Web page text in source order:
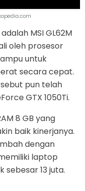
MSI GL62M
oleh prosesor
untuk
secara cepat.
pun telah
GTX 1050Ti.
8 GB yang
baik kinerjanya.
dengan
laptop
13 juta.